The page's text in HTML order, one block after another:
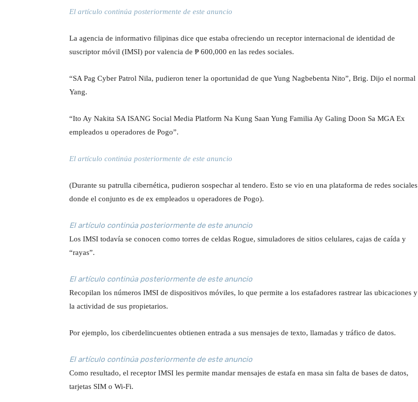
El artículo continúa posteriormente de este anuncio
La agencia de informativo filipinas dice que estaba ofreciendo un receptor internacional de identidad de
suscriptor móvil (IMSI) por valencia de ₱ 600,000 en las redes sociales.
“SA Pag Cyber ​​Patrol Nila, pudieron tener la oportunidad de que Yung Nagbebenta Nito”, Brig. Dijo el normal
Yang.
“Ito Ay Nakita SA ISANG Social Media Platform Na Kung Saan Yung Familia Ay Galing Doon Sa MGA Ex
empleados u operadores de Pogo”.
El artículo continúa posteriormente de este anuncio
(Durante su patrulla cibernética, pudieron sospechar al tendero. Esto se vio en una plataforma de redes sociales
donde el conjunto es de ex empleados u operadores de Pogo).
El artículo continúa posteriormente de este anuncio
Los IMSI todavía se conocen como torres de celdas Rogue, simuladores de sitios celulares, cajas de caída y
“rayas”.
El artículo continúa posteriormente de este anuncio
Recopilan los números IMSI de dispositivos móviles, lo que permite a los estafadores rastrear las ubicaciones y
la actividad de sus propietarios.
Por ejemplo, los ciberdelincuentes obtienen entrada a sus mensajes de texto, llamadas y tráfico de datos.
El artículo continúa posteriormente de este anuncio
Como resultado, el receptor IMSI les permite mandar mensajes de estafa en masa sin falta de bases de datos,
tarjetas SIM o Wi-Fi.